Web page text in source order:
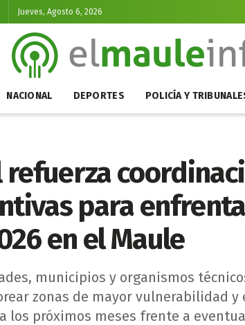
Jueves, Agosto 6, 2026
NACIONAL DEPORTES POLICÍA Y
para
en el Maule
municipios y organismos
zonas de mayor vulnerabilidad y
los próximos meses frente a